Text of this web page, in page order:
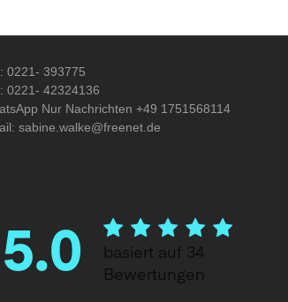
0221- 393775
0221- 42324136
Nur Nachrichten +49 1751568114
sabine.walke@freenet.de